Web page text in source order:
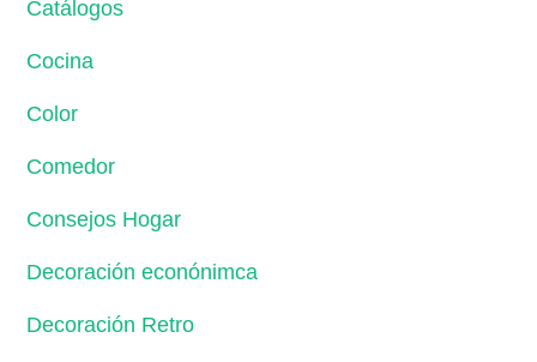
Catálogos
Cocina
Color
Comedor
Consejos Hogar
Decoración econónimca
Decoración Retro